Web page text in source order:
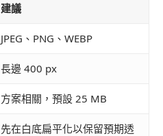
建議
JPEG、PNG、WEBP
長邊 400 px
方案相關，預設 25 MB
先在白底扁平化以保留預期透